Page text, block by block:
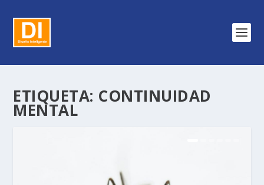
ETIQUETA: CONTINUIDAD
MENTAL